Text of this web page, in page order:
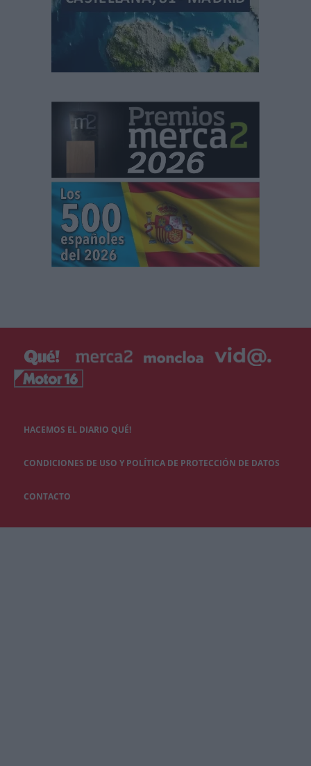
HACEMOS EL DIARIO QUÉ!
CONDICIONES DE USO Y POLÍTICA DE PROTECCIÓN DE DATOS
CONTACTO